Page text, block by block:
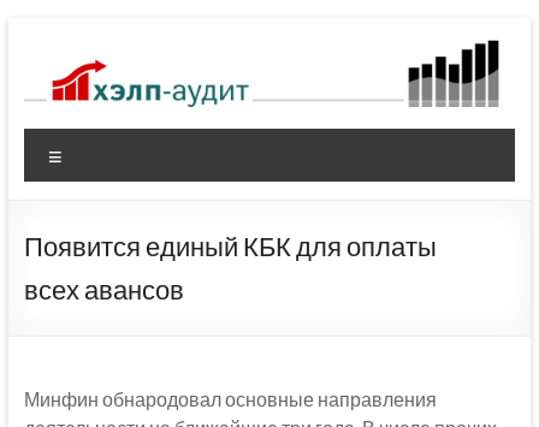
содержимому
Появится единый КБК для оплаты
всех авансов
Минфин обнародовал основные направления